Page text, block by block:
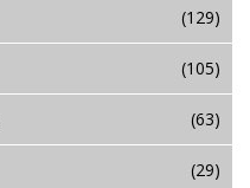
(129)
(105)
(63)
(29)